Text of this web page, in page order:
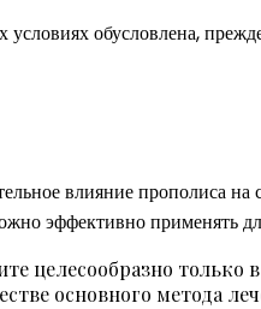
обусловлена,
влияние прополиса
эффективно применять
целесообразно только
основного метода